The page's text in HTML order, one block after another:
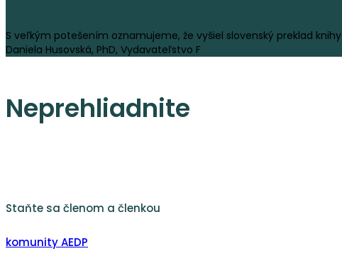
S veľkým potešením oznamujeme, že vyšiel slovenský preklad knihy
Daniela Husovská, PhD, Vydavateľstvo F
Neprehliadnite
Staňte sa členom a členkou
komunity AEDP